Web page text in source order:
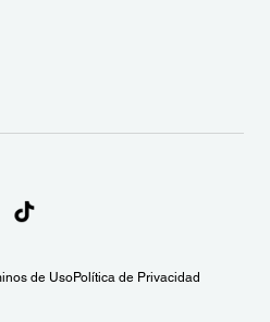
de UsoPolítica de Privacidad